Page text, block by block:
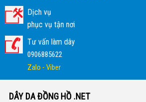
Dịch vụ
phục vụ tận nơi
Tư vấn làm dây
0906885622
Zalo - Viber
DÂY DA ĐỒNG HỒ .NET